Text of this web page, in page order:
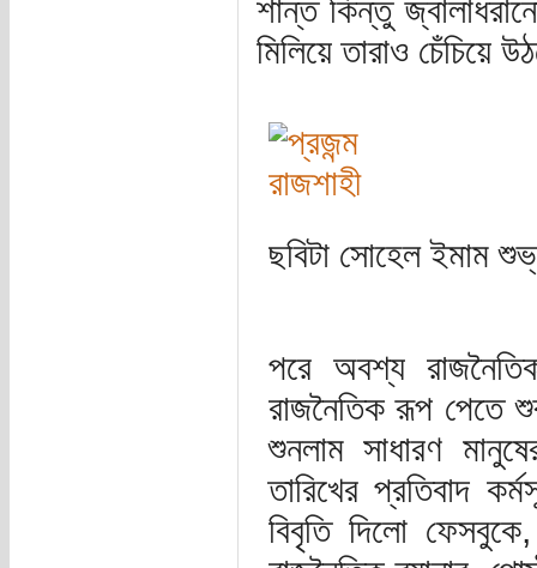
শান্ত কিন্তু
মিলিয়ে তারাও চেঁচিয়ে
ছবিটা সোহেল ইমাম
পরে অবশ্য
রাজনৈতিক রূপ পেতে
শুনলাম সাধারণ
তারিখের প্রতিবাদ
বিবৃতি দিলো